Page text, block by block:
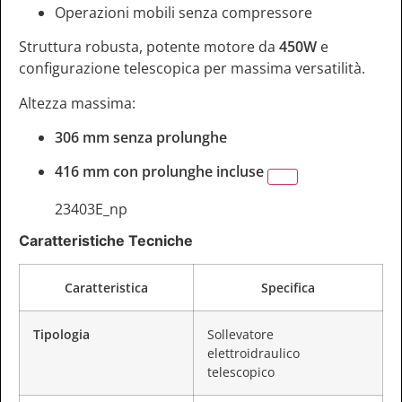
Operazioni mobili senza compressore
Struttura robusta, potente motore da 450W e
configurazione telescopica per massima versatilità.
Altezza massima:
306 mm senza prolunghe
416 mm con prolunghe incluse
23403E_np
Caratteristiche Tecniche
Caratteristica Specifica
Tipologia
Sollevatore
elettroidraulico
telescopico